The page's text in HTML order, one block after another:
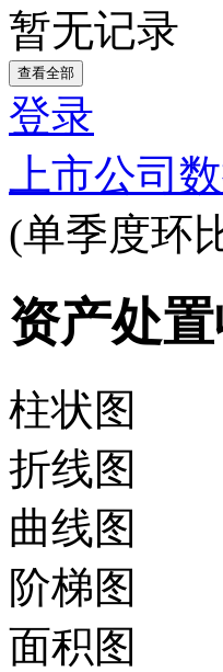
暂无记录
查看全部
登录
上市公司
(单季度环
资产处
柱状图
折线图
曲线图
阶梯图
面积图